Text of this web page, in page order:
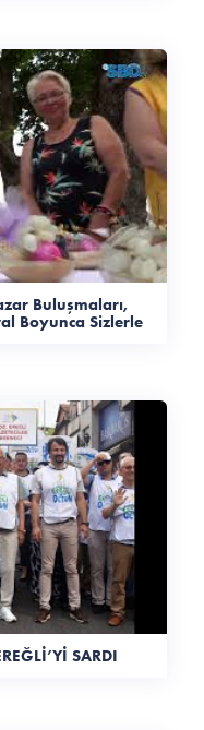
Buluşmaları,
Boyunca Sizlerle
SARDI